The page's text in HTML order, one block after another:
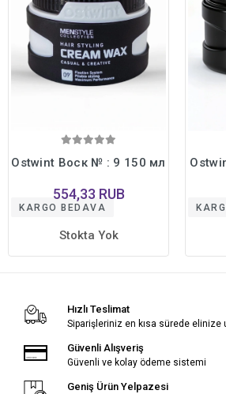
Ostwint Воск № : 9 150 мл
554,33 RUB
KARGO BEDAVA
Stokta Yok
Hızlı Teslimat
Siparişleriniz en kısa sürede elinize
Güvenli Alışveriş
Güvenli ve kolay ödeme sistemi
Geniş Ürün Yelpazesi